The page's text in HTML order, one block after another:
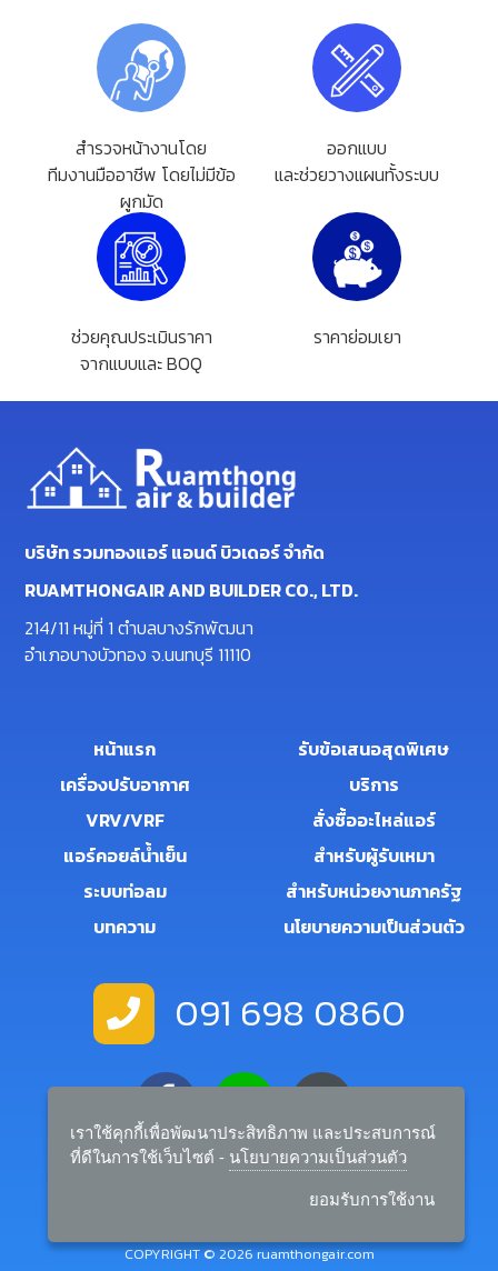
สำรวจหน้างานโดย
ทีมงานมืออาชีพ โดยไม่มีข้อ
ผูกมัด
ออกแบบ
และช่วยวางแผนทั้งระบบ
ช่วยคุณประเมินราคา
จากแบบและ BOQ
ราคาย่อมเยา
บริษัท รวมทองแอร์ แอนด์ บิวเดอร์ จำกัด
RUAMTHONGAIR AND BUILDER CO., LTD.
214/11 หมู่ที่ 1 ตำบลบางรักพัฒนา
อำเภอบางบัวทอง จ.นนทบุรี 11110
หน้าแรก
เครื่องปรับอากาศ
VRV/VRF
แอร์คอยล์น้ำเย็น
ระบบท่อลม
บทความ
รับข้อเสนอสุดพิเศษ
บริการ
สั่งซื้ออะไหล่แอร์
สำหรับผู้รับเหมา
สำหรับหน่วยงานภาครัฐ
นโยบายความเป็นส่วนตัว
091 698 0860
salemanager.rtairandbuilder@gmail.com
COPYRIGHT © 2026 ruamthongair.com
เราใช้คุกกี้เพื่อพัฒนาประสิทธิภาพ และประสบการณ์
ที่ดีในการใช้เว็บไซต์ - นโยบายความเป็นส่วนตัว
ยอมรับการใช้งาน